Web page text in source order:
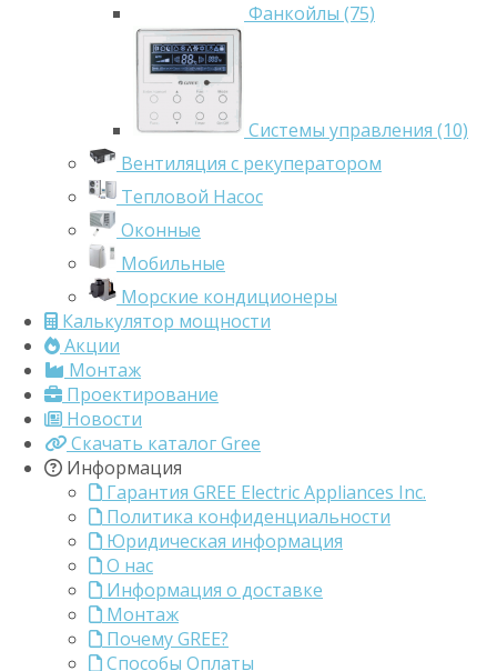
Фанкойлы (75)
Системы управления (10)
Вентиляция с рекуператором
Тепловой Насос
Оконные
Мобильные
Морские кондиционеры
Калькулятор мощности
Акции
Монтаж
Проектирование
Новости
Скачать каталог Gree
Информация
Гарантия GREE Electric Appliances Inc.
Политика конфиденциальности
Юридическая информация
О нас
Информация о доставке
Монтаж
Почему GREE?
Способы Оплаты